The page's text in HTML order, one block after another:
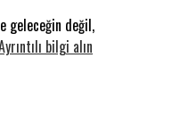
Dünyada
Füzyon,
geleceğin değil,
bilgi alın